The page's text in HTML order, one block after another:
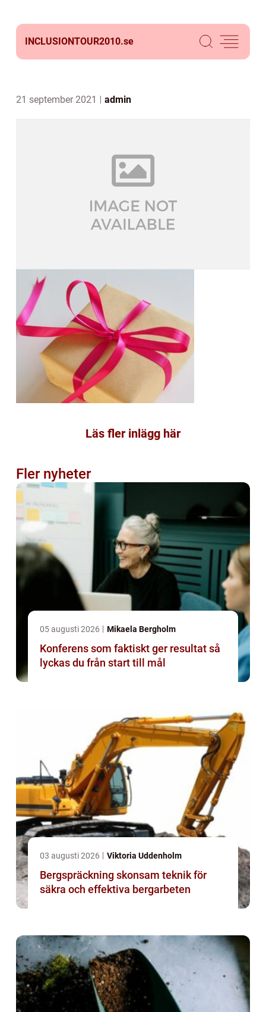
INCLUSIONTOUR2010.se
21 september 2021 admin
Läs fler inlägg här
Fler nyheter
05 augusti 2026 Mikaela Bergholm
Konferens som faktiskt ger resultat så
lyckas du från start till mål
03 augusti 2026 Viktoria Uddenholm
Bergspräckning skonsam teknik för
säkra och effektiva bergarbeten